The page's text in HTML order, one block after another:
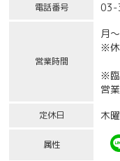
電話番号 03-
営業時間
月
※
※
営
定休日 木
属性